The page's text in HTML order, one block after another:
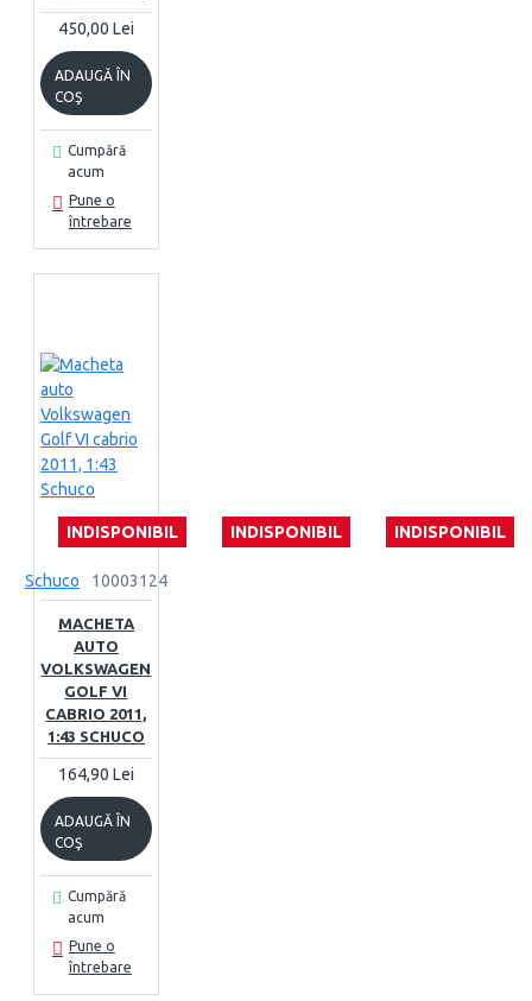
450,00 Lei
ADAUGĂ ÎN
COŞ
Cumpără
acum
Pune o
întrebare
INDISPONIBIL INDISPONIBIL INDISPONIBIL
Schuco 10003124
MACHETA
AUTO
VOLKSWAGEN
GOLF VI
CABRIO 2011,
1:43 SCHUCO
164,90 Lei
ADAUGĂ ÎN
COŞ
Cumpără
acum
Pune o
întrebare